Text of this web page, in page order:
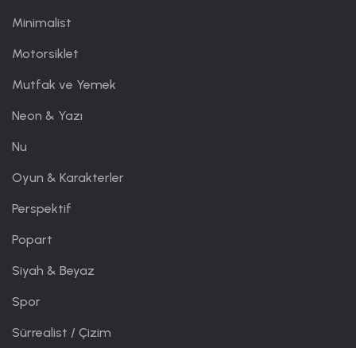
Minimalist
Motorsiklet
Mutfak ve Yemek
Neon & Yazı
Nu
Oyun & Karakterler
Perspektif
Popart
Siyah & Beyaz
Spor
Sürrealist / Çizim